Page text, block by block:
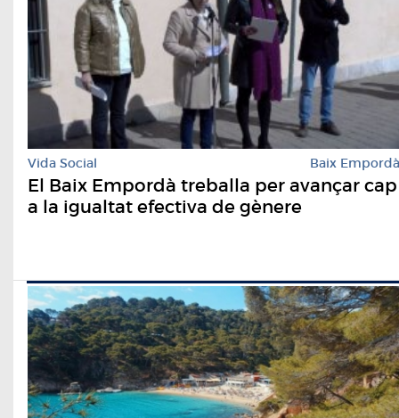
Vida Social Baix Empordà
El Baix Empordà treballa per avançar cap
a la igualtat efectiva de gènere